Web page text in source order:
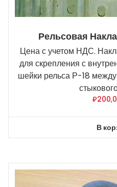
Рельсовая
Цена с учетом НДС.
для скрепления с
шейки рельса Р-18
₽
В